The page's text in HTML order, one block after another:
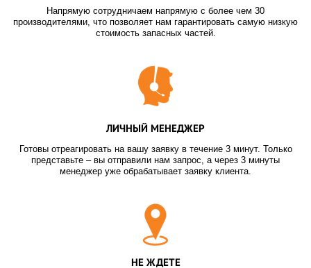
Напрямую сотрудничаем напрямую с более чем 30
производителями, что позволяет нам гарантировать самую низкую
стоимость запасных частей.
ЛИЧНЫЙ МЕНЕДЖЕР
Готовы отреагировать на вашу заявку в течение 3 минут. Только
представьте – вы отправили нам запрос, а через 3 минуты
менеджер уже обрабатывает заявку клиента.
НЕ ЖДЕТЕ